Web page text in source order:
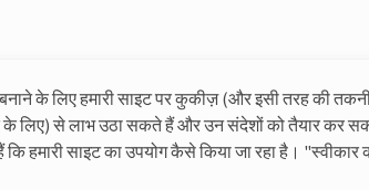
लिवगार्ड के
के लिए हमारी साइट पर कुकीज़ (और इसी तरह की
के लिए) से लाभ उठा सकते हैं और उन संदेशों को तैयार कर
हमारी साइट का उपयोग कैसे किया जा रहा है।